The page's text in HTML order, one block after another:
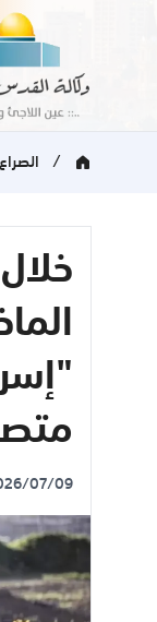
/ الصراع
2026/07/09 الساعة